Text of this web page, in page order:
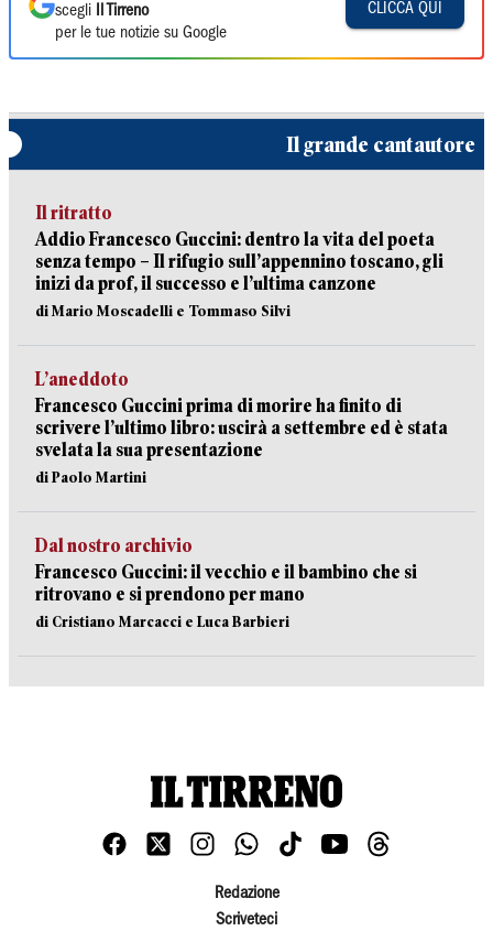
scegli
Il Tirreno
per le tue notizie su Google
CLICCA QUI
Il grande cantautore
Il ritratto
Addio Francesco Guccini: dentro la vita del poeta
senza tempo – Il rifugio sull’appennino toscano, gli
inizi da prof, il successo e l’ultima canzone
di Mario Moscadelli e Tommaso Silvi
L’aneddoto
Francesco Guccini prima di morire ha finito di
scrivere l’ultimo libro: uscirà a settembre ed è stata
svelata la sua presentazione
di Paolo Martini
Dal nostro archivio
Francesco Guccini: il vecchio e il bambino che si
ritrovano e si prendono per mano
di Cristiano Marcacci e Luca Barbieri
Redazione
Scriveteci